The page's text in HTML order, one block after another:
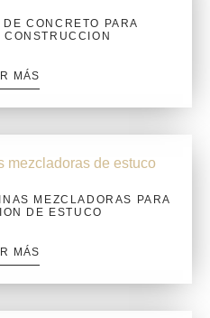
CONCRETO PARA
CONSTRUCCION
MÁS
MEZCLADORAS PARA
DE ESTUCO
MÁS